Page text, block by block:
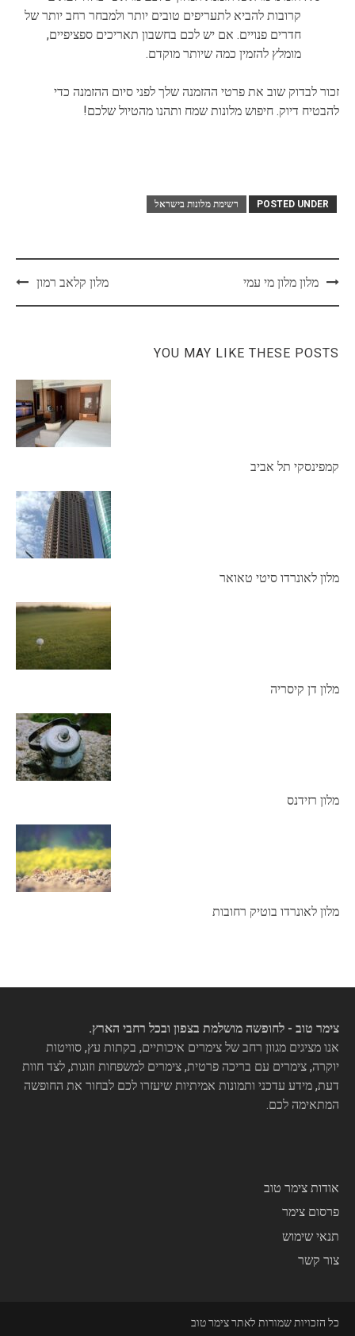
קרובות להביא לתעריפים טובים יותר ולמבחר רחב יותר של
חדרים פנויים. אם יש לכם בחשבון תאריכים ספציפיים,
מומלץ להזמין כמה שיותר מוקדם.
זכור לבדוק שוב את פרטי ההזמנה שלך לפני סיום ההזמנה כדי
להבטיח דיוק. חיפוש מלונות שמח ותהנו מהטיול שלכם!
POSTED UNDER רשימת מלונות בישראל
Postמלון מלון מי עמי מלון קלאב רמון
YOU MAY LIKE THESE POSTS
קמפינסקי תל אביב
מלון לאונרדו סיטי טאואר
מלון דן קיסריה
מלון רזידנס
מלון לאונרדו בוטיק רחובות
צימר טוב - לחופשה מושלמת בצפון ובכל רחבי הארץ.
אנו מציגים מגוון רחב של צימרים איכותיים, בקתות עץ, סוויטות
יוקרה, צימרים עם בריכה פרטית, צימרים למשפחות וזוגות, לצד חוות
דעת, מידע עדכני ותמונות אמיתיות שיעזרו לכם לבחור את החופשה
המתאימה לכם.
אודות צימר טוב
פרסום צימר
תנאי שימוש
צור קשר
כל הזכויות שמורות לאתר צימר טוב